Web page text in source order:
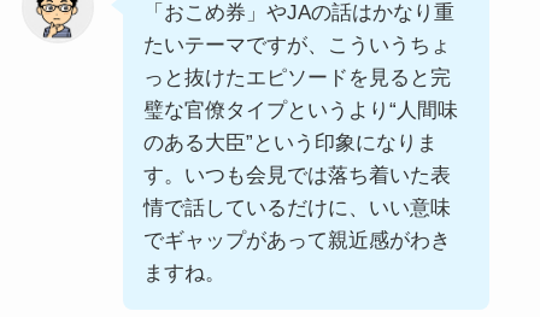
「おこめ券」やJAの話はかなり重
たいテーマですが、こういうちょ
っと抜けたエピソードを見ると完
璧な官僚タイプというより“人間味
のある大臣”という印象になりま
す。いつも会見では落ち着いた表
情で話しているだけに、いい意味
でギャップがあって親近感がわき
ますね。